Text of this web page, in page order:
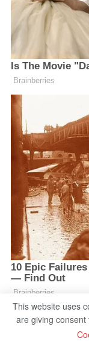
This website uses
are giving